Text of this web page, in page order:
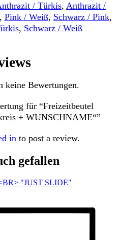
/ Türkis, Anthrazit /
Pink / Weiß, Schwarz / Pink,
, Schwarz / Weiß
keine Bewertungen.
für “Freizeitbeutel
+ WUNSCHNAME“”
into post a review.
gefallen